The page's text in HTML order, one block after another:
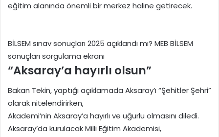
eğitim alanında önemli bir merkez haline getirecek.
BİLSEM sınav sonuçları 2025 açıklandı mı? MEB BİLSEM
sonuçları sorgulama ekranı
“Aksaray’a hayırlı olsun”
Bakan Tekin, yaptığı açıklamada Aksaray’ı “Şehitler Şehri”
olarak nitelendirirken,
Akademi’nin Aksaray’a hayırlı ve uğurlu olmasını diledi.
Aksaray’da kurulacak Milli Eğitim Akademisi,